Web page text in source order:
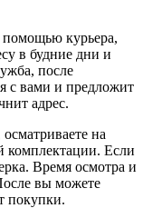
помощью курьера,
в будние дни и
после
с вами и предложит
адрес.
на
комплектации. Если
Время осмотра и
вы можете
покупки.